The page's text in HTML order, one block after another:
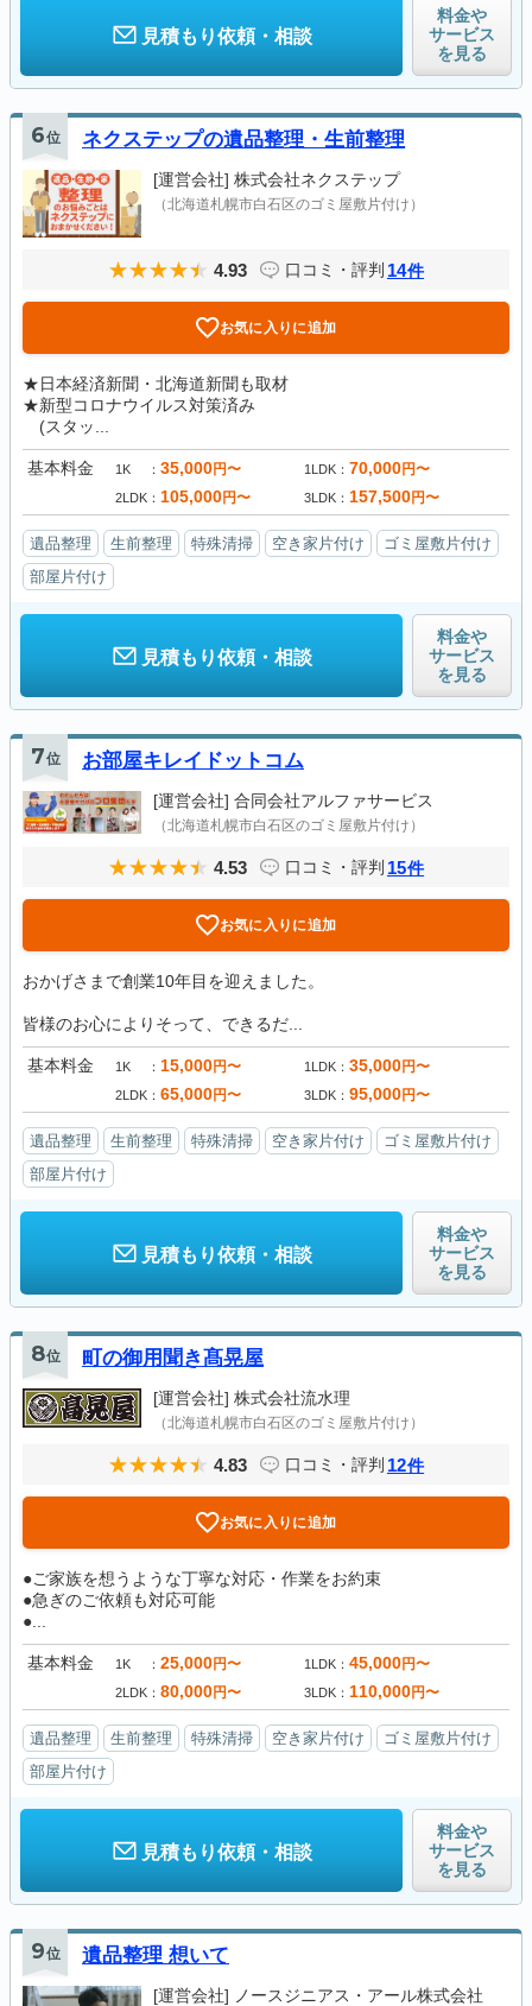
見積もり依頼・相談
料金や
サービス
を見る
6位 ネクステップの遺品整理・生前整理
[運営会社] 株式会社ネクステップ
（北海道札幌市白石区のゴミ屋敷片付け）
4.93 口コミ・評判 14件
お気に入りに追加
★日本経済新聞・北海道新聞も取材
★新型コロナウイルス対策済み
(スタッ...
基本料金 1K 35,000円〜 1LDK 70,000円〜
2LDK 105,000円〜 3LDK 157,500円〜
遺品整理 生前整理 特殊清掃 空き家片付け
ゴミ屋敷片付け
部屋片付け
見積もり依頼・相談
料金や
サービス
を見る
7位 お部屋キレイドットコム
[運営会社] 合同会社アルファサービス
（北海道札幌市白石区のゴミ屋敷片付け）
4.53 口コミ・評判 15件
お気に入りに追加
おかげさまで創業10年目を迎えました。
皆様のお心によりそって、できるだ...
基本料金 1K 15,000円〜 1LDK 35,000円〜
2LDK 65,000円〜 3LDK 95,000円〜
遺品整理 生前整理 特殊清掃 空き家片付け
ゴミ屋敷片付け
部屋片付け
見積もり依頼・相談
料金や
サービス
を見る
8位 町の御用聞き髙晃屋
[運営会社] 株式会社流水理
（北海道札幌市白石区のゴミ屋敷片付け）
4.83 口コミ・評判 12件
お気に入りに追加
●ご家族を想うような丁寧な対応・作業をお約束
●急ぎのご依頼も対応可能
●...
基本料金 1K 25,000円〜 1LDK 45,000円〜
2LDK 80,000円〜 3LDK 110,000円〜
遺品整理 生前整理 特殊清掃 空き家片付け
ゴミ屋敷片付け
部屋片付け
見積もり依頼・相談
料金や
サービス
を見る
9位 遺品整理 想いて
[運営会社] ノースジニアス・アール株式会社